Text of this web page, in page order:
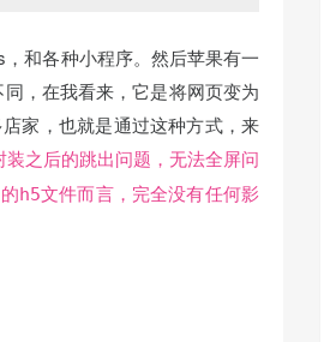
和各种小程序。然后苹果有一
，在我看来，它是将网页变为
家，也就是通过这种方式，来
之后的跳出问题，无法全屏问
h5文件而言，完全没有任何影